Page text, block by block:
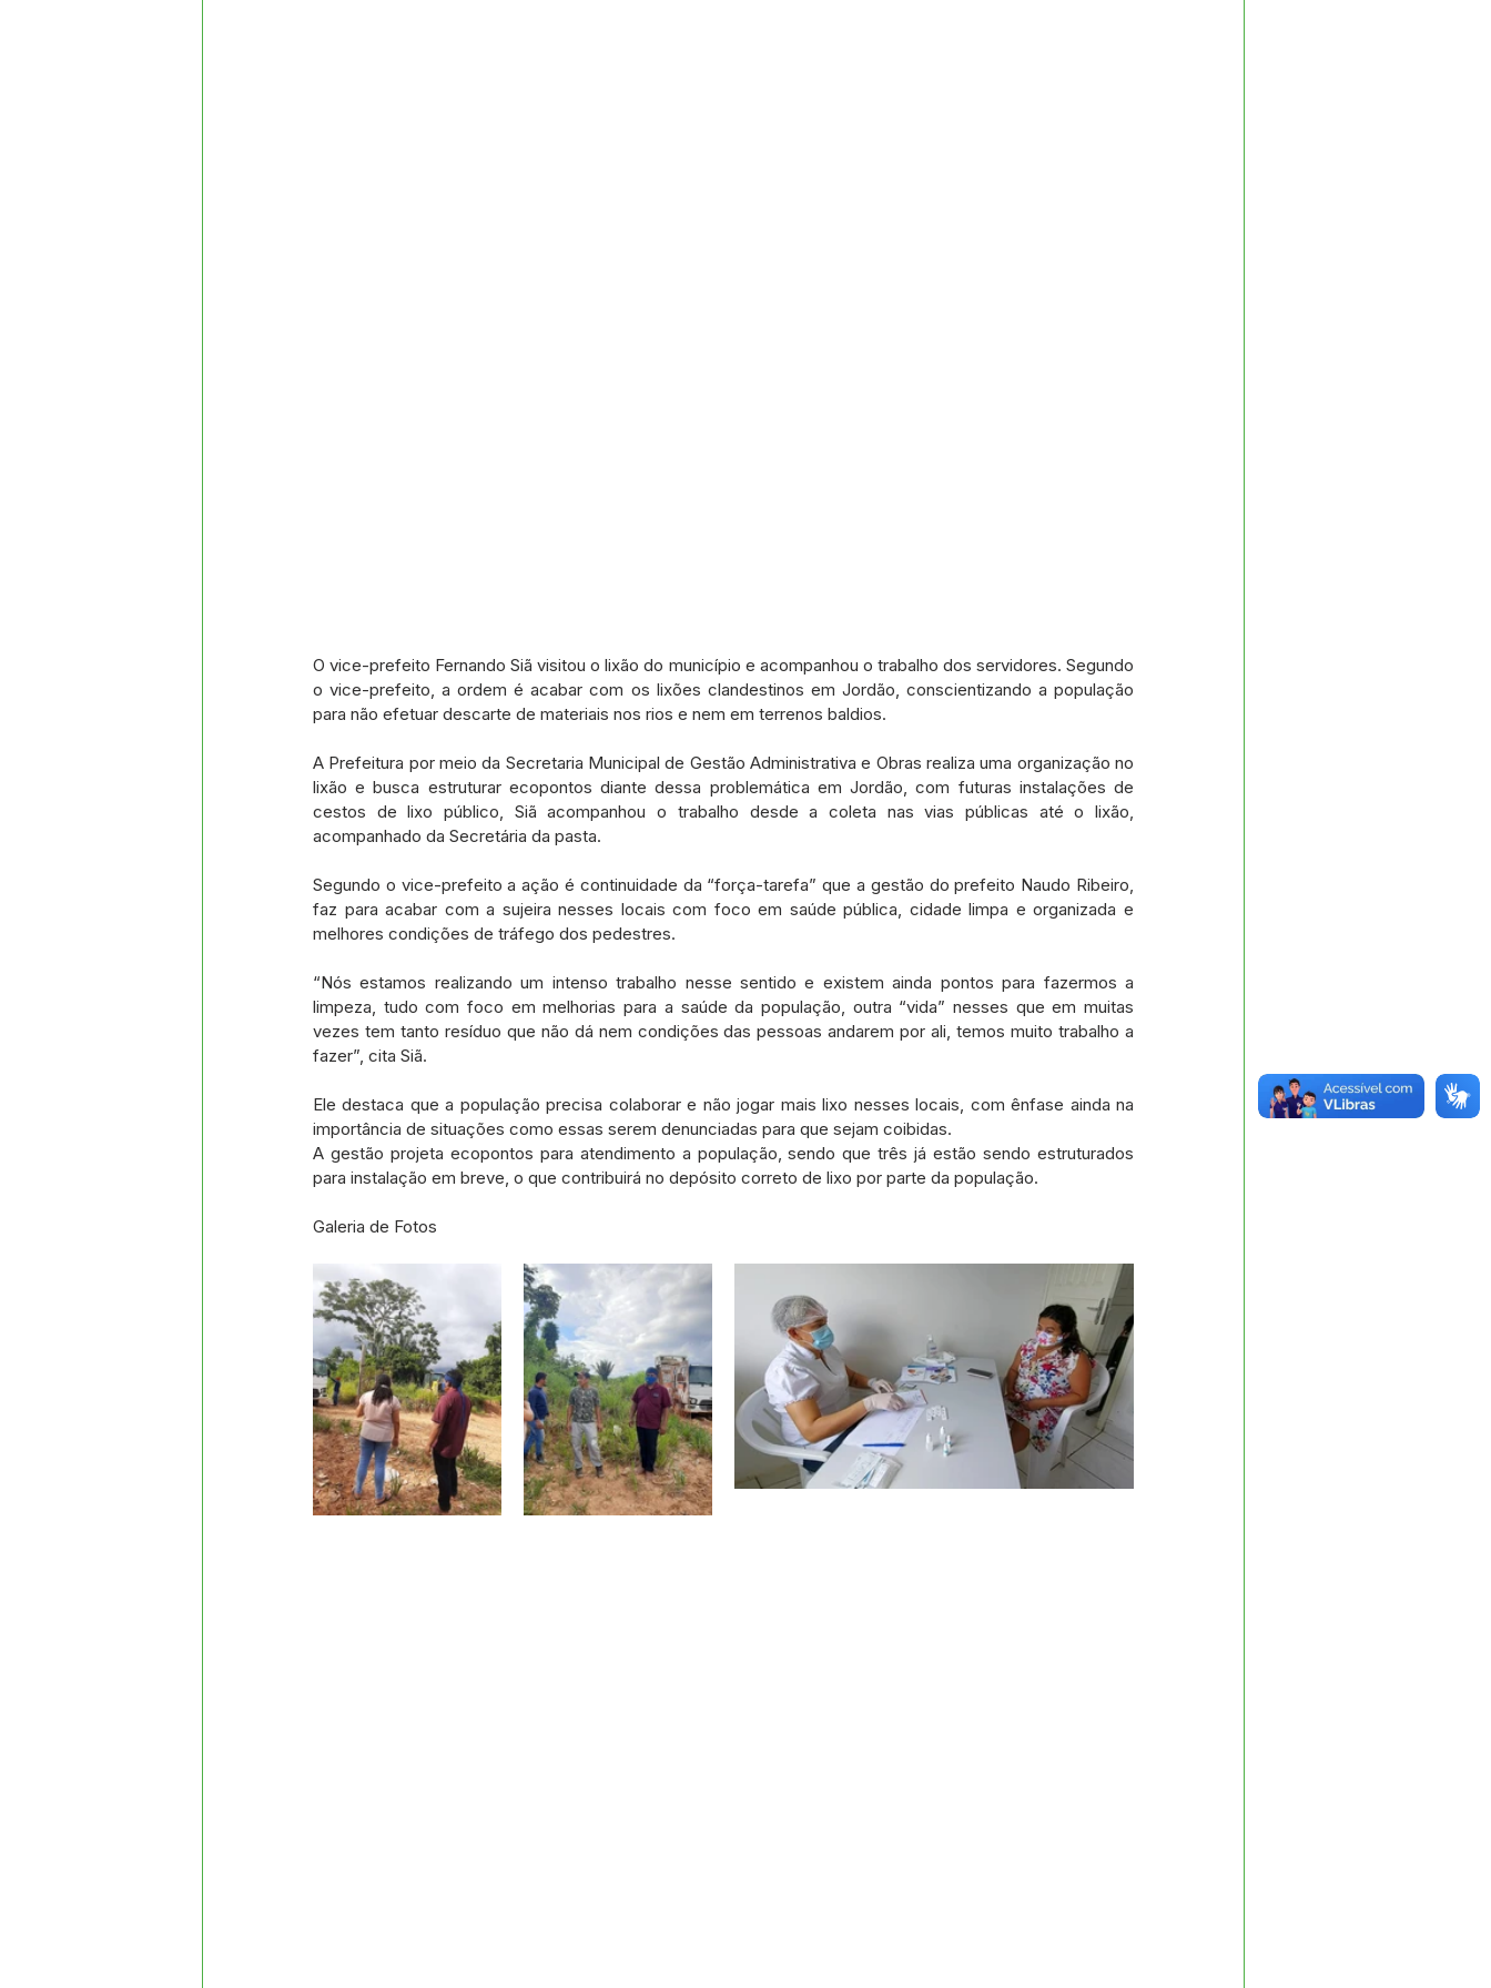
O vice-prefeito Fernando Siã visitou o lixão do município e acompanhou o trabalho dos servidores. Segundo
o vice-prefeito, a ordem é acabar com os lixões clandestinos em Jordão, conscientizando a população
para não efetuar descarte de materiais nos rios e nem em terrenos baldios.
A Prefeitura por meio da Secretaria Municipal de Gestão Administrativa e Obras realiza uma organização no
lixão e busca estruturar ecopontos diante dessa problemática em Jordão, com futuras instalações de
cestos de lixo público, Siã acompanhou o trabalho desde a coleta nas vias públicas até o lixão,
acompanhado da Secretária da pasta.
Segundo o vice-prefeito a ação é continuidade da “força-tarefa” que a gestão do prefeito Naudo Ribeiro,
faz para acabar com a sujeira nesses locais com foco em saúde pública, cidade limpa e organizada e
melhores condições de tráfego dos pedestres.
“Nós estamos realizando um intenso trabalho nesse sentido e existem ainda pontos para fazermos a
limpeza, tudo com foco em melhorias para a saúde da população, outra “vida” nesses que em muitas
vezes tem tanto resíduo que não dá nem condições das pessoas andarem por ali, temos muito trabalho a
fazer”, cita Siã.
Ele destaca que a população precisa colaborar e não jogar mais lixo nesses locais, com ênfase ainda na
importância de situações como essas serem denunciadas para que sejam coibidas.
A gestão projeta ecopontos para atendimento a população, sendo que três já estão sendo estruturados
para instalação em breve, o que contribuirá no depósito correto de lixo por parte da população.
Galeria de Fotos